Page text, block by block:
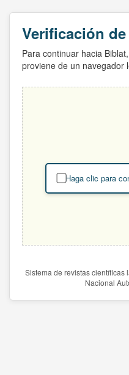
Verificación
Para continuar hacia
proviene de un navegador
Haga clic para
Sistema de revistas
Nacional